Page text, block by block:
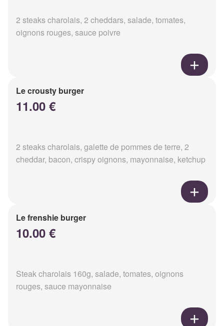
2 steaks charolais, 2 cheddars, salade, tomates,
oignons rouges, sauce poivre
Le crousty burger
11.00 €
2 steaks charolais, galette de pommes de terre, 2
cheddar, bacon, crispy oignons, mayonnaise, ketchup
Le frenshie burger
10.00 €
Steak charolais 160g, salade, tomates, oignons
rouges, sauce mayonnaise